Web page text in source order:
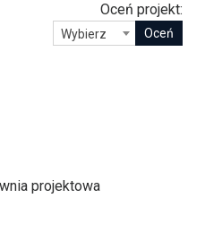
Oceń projekt:
Wybierz
projektowa